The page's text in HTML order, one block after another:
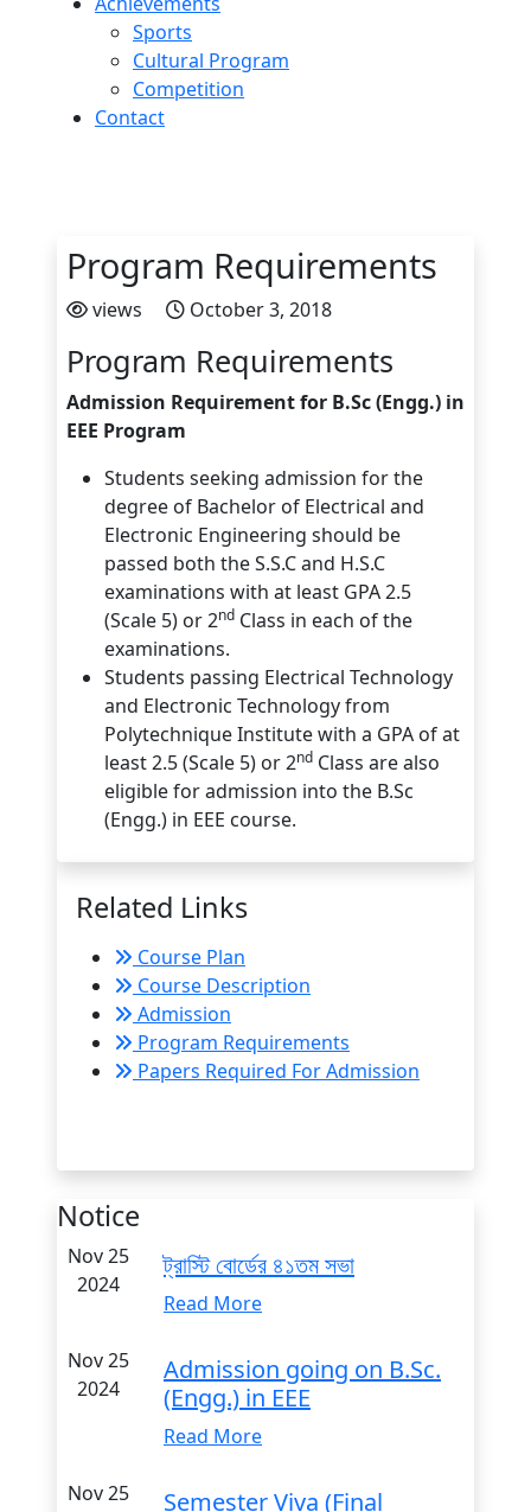
Sports
Cultural Program
Competition
Contact
Program Requirements
views October 3, 2018
Program Requirements
Admission Requirement for B.Sc (Engg.) in
EEE Program
Students seeking admission for the
degree of Bachelor of Electrical and
Electronic Engineering should be
passed both the S.S.C and H.S.C
examinations with at least GPA 2.5
(Scale 5) or 2nd Class in each of the
examinations.
Students passing Electrical Technology
and Electronic Technology from
Polytechnique Institute with a GPA of at
least 2.5 (Scale 5) or 2nd Class are also
eligible for admission into the B.Sc
(Engg.) in EEE course.
Related Links
Course Plan
Course Description
Admission
Program Requirements
Papers Required For Admission
Notice
Nov 25
2024
ট্রাস্টি বোর্ডের ৪১তম সভা
Read More
Nov 25
2024
Admission going on B.Sc.
(Engg.) in EEE
Read More
Nov 25
Semester Viva (Final